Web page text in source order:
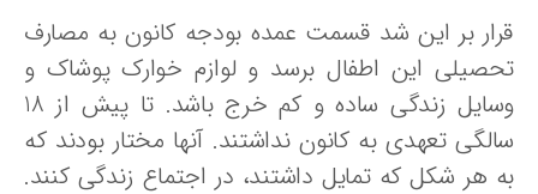
بر این شد قسمت عمده بودجه کانون به مصارف
این اطفال برسد و لوازم خوارک پوشاک و
وسایل زندگی ساده و کم خرج باشد. تا پیش از 18
تعهدی به کانون نداشتند. آنها مختار بودند که
هر شکل که تمایل داشتند، در اجتماع زندگی کنند.